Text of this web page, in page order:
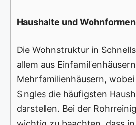
Haushalte und Wohnformen
Die Wohnstruktur in
allem aus
Mehrfamilienhäusern, wobei
Singles die häufigsten
darstellen. Bei der